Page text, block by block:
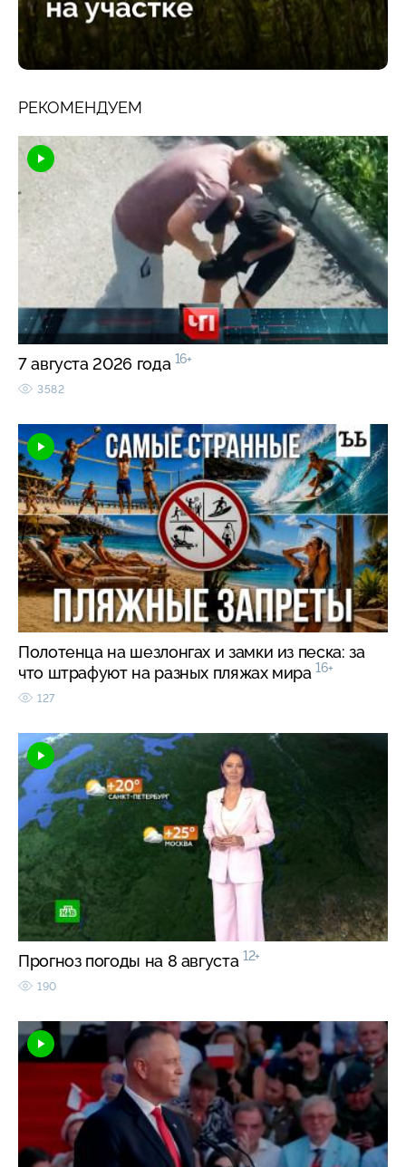
РЕКОМЕНДУЕМ
7 августа 2026 года 16+
3582
Полотенца на шезлонгах и замки из песка: за
что штрафуют на разных пляжах мира 16+
127
Прогноз погоды на 8 августа 12+
190